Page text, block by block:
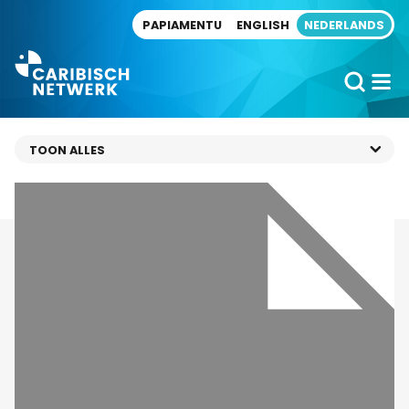
PAPIAMENTU ENGLISH NEDERLANDS